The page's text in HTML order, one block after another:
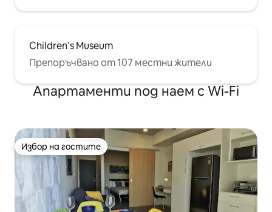
Children’s Museum
Препоръчвано от 107 местни жители
Апартаменти под наем с Wi-Fi
Избор на гостите
Избор на гостите